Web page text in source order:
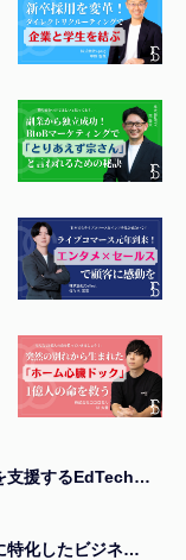
教育業界の課題に挑む、学習者の継続を支援するEdTechアプリの秘訣とは
調味料製造者の課題解決！調味料業界に特化したビジネスモデルの真髄